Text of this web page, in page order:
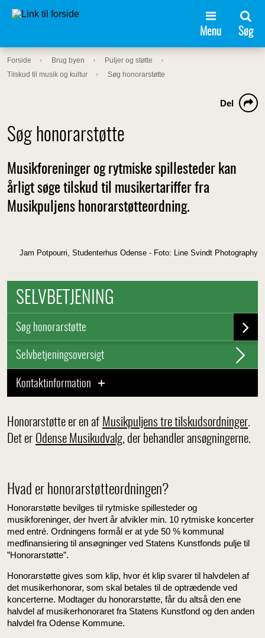
Menu Søg
Forside Brug byen
Puljer og støtte
Tilskud til musik og kultur
Søg honorarstøtte
Søg honorarstøtte
Del
Musikforeninger og rytmiske spillesteder kan
årligt søge tilskud til musikertariffer fra
Musikpuljens honorarstøtteordning.
Jam Potpourri, Studenterhus Odense - Foto: Line Svindt Photography
SELVBETJENING
Søg honorarstøtte
Selvbetjeningsoversigt
Kontaktinformation
Honorarstøtte er en af Musikpuljens tre tilskudsordninger.
Det er Odense Musikudvalg, der behandler ansøgningerne.
Hvad er honorarstøtteordningen?
Honorarstøtte bevilges til rytmiske spillesteder og
musikforeninger, der hvert år afvikler min. 10 rytmiske koncerter
med entré. Ordningens formål er at yde 50 % kommunal
medfinansiering til ansøgninger ved Statens Kunstfonds pulje til
”Honorarstøtte”.
Honorarstøtte gives som klip, hvor ét klip svarer til halvdelen af
det musikerhonorar, som skal betales til de optrædende ved
koncerterne. Modtager du honorarstøtte, får du altså den ene
halvdel af musikerhonoraret fra Statens Kunstfond og den anden
halvdel fra Odense Kommune.